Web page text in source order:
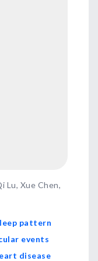
Lu, Xue Chen,
pattern
events
disease